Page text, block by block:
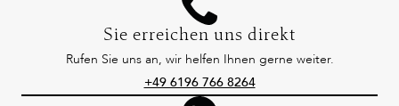
Sie erreichen uns direkt
Rufen Sie uns an, wir helfen Ihnen gerne weiter.
+49 6196 766 8264